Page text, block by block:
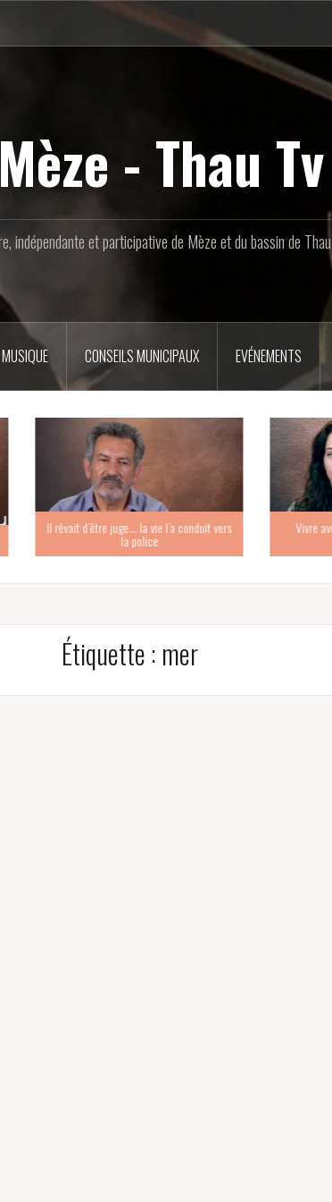
- Thau Tv
indépendante et participative de Mèze et du bassin de Thau
MUSIQUE CONSEILS MUNICIPAUX EVÉNEMENTS
Il rêvait d’être juge… la vie l’a conduit vers
la police
Vivre
Étiquette : mer